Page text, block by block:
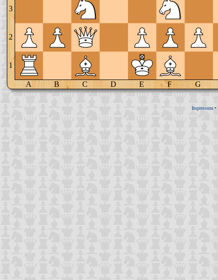
3
2
1
A B C D E F G
Impressum •